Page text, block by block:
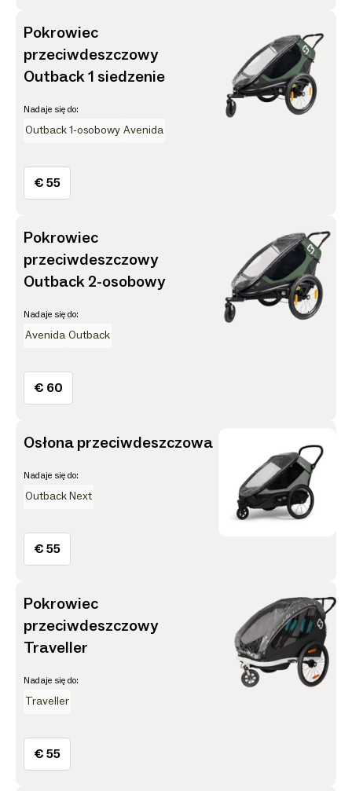
Pokrowiec
przeciwdeszczowy
Outback 1 siedzenie
Nadaje się do:
Outback 1-osobowy Avenida
€ 55
Pokrowiec
przeciwdeszczowy
Outback 2-osobowy
Nadaje się do:
Avenida Outback
€ 60
Osłona przeciwdeszczowa
Nadaje się do:
Outback Next
€ 55
Pokrowiec
przeciwdeszczowy
Traveller
Nadaje się do:
Traveller
€ 55